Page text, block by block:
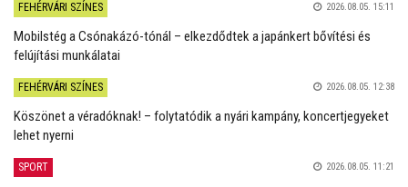
FEHÉRVÁRI SZÍNES 2026.08.05. 15:11
Mobilstég a Csónakázó-tónál – elkezdődtek a japánkert bővítési és
felújítási munkálatai
FEHÉRVÁRI SZÍNES 2026.08.05. 12:38
Köszönet a véradóknak! – folytatódik a nyári kampány, koncertjegyeket
lehet nyerni
SPORT 2026.08.05. 11:21